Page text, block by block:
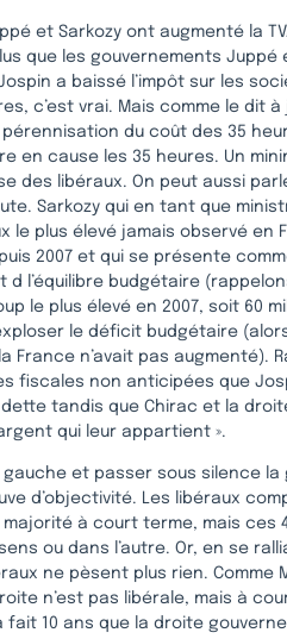
et Sarkozy ont augmenté la
que les gouvernements
a baissé l’impôt sur les
c’est vrai. Mais comme le dit
du coût des 35
en cause les 35 heures. Un
des libéraux. On peut aussi
Sarkozy qui en tant que
le plus élevé jamais observé en
2007 et qui se présente
d l’équilibre budgétaire
le plus élevé en 2007, soit 60
le déficit budgétaire
France n’avait pas augmenté).
fiscales non anticipées que
tandis que Chirac et la
qui leur appartient ».
gauche et passer sous silence
d’objectivité. Les libéraux
majorité à court terme, mais
ou dans l’autre. Or, en se
ne pèsent plus rien. Comme
n’est pas libérale, mais à
fait 10 ans que la droite